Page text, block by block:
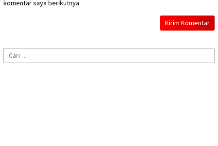
komentar saya berikutnya.
Cari
untuk: